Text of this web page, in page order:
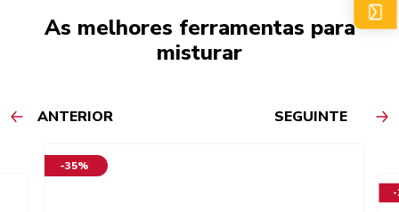
As melhores ferramentas para
misturar
ANTERIOR SEGUINTE
-35%
-